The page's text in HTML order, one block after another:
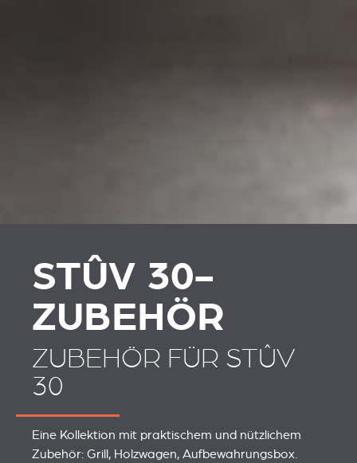
STÛV 30-
ZUBEHÖR
ZUBEHÖR FÜR STÛV
30
Eine Kollektion mit praktischem und nützlichem
Zubehör: Grill, Holzwagen, Aufbewahrungsbox.